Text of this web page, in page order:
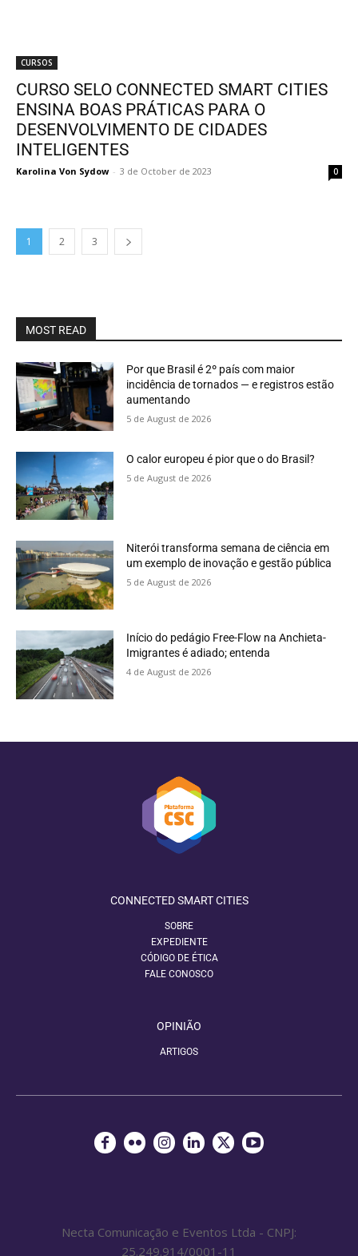
CURSOS
CURSO SELO CONNECTED SMART CITIES
ENSINA BOAS PRÁTICAS PARA O
DESENVOLVIMENTO DE CIDADES
INTELIGENTES
Karolina Von Sydow - 3 de October de 2023 0
1 2 3
MOST READ
Por que Brasil é 2º país com maior
incidência de tornados — e registros estão
aumentando
5 de August de 2026
O calor europeu é pior que o do Brasil?
5 de August de 2026
Niterói transforma semana de ciência em
um exemplo de inovação e gestão pública
5 de August de 2026
Início do pedágio Free-Flow na Anchieta-
Imigrantes é adiado; entenda
4 de August de 2026
CONNECTED SMART CITIES
SOBRE
EXPEDIENTE
CÓDIGO DE ÉTICA
FALE CONOSCO
OPINIÃO
ARTIGOS
Necta Comunicação e Eventos Ltda - CNPJ:
25.249.914/0001-11